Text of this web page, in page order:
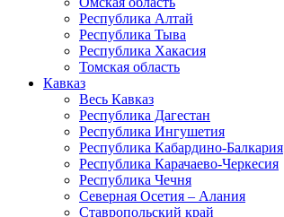
Республика Алтай
Республика Тыва
Республика Хакасия
Томская область
Кавказ
Весь Кавказ
Республика Дагестан
Республика Ингушетия
Республика Кабардино-Балкария
Республика Карачаево-Черкесия
Республика Чечня
Северная Осетия – Алания
Ставропольский край